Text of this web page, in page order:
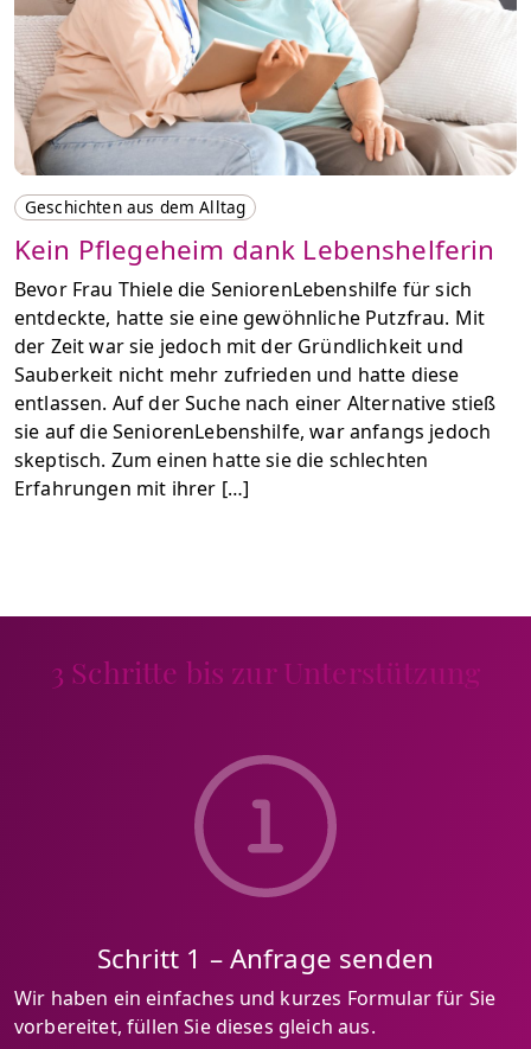
Geschichten aus dem Alltag
Kein Pflegeheim dank Lebenshelferin
Bevor Frau Thiele die SeniorenLebenshilfe für sich
entdeckte, hatte sie eine gewöhnliche Putzfrau. Mit
der Zeit war sie jedoch mit der Gründlichkeit und
Sauberkeit nicht mehr zufrieden und hatte diese
entlassen. Auf der Suche nach einer Alternative stieß
sie auf die SeniorenLebenshilfe, war anfangs jedoch
skeptisch. Zum einen hatte sie die schlechten
Erfahrungen mit ihrer […]
3 Schritte bis zur Unterstützung
Schritt 1 – Anfrage senden
Wir haben ein einfaches und kurzes Formular für Sie
vorbereitet, füllen Sie dieses gleich aus.